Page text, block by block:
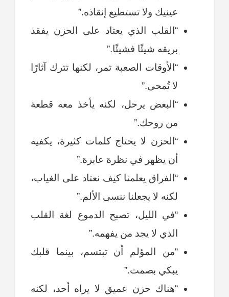
عينيك ولا تستطيع إنقاذه.”
“القلب الذي يعتاد على الحزن يفقد
بريقه شيئًا فشيئًا.”
“الأوقات الصعبة تمر، لكنها تترك آثارًا
لا تُمحى.”
“البعض يرحل، لكنه يأخذ معه قطعة
من روحك.”
“الحزن لا يحتاج كلمات كثيرة، يكفيه
أن يظهر في نظرة عابرة.”
“الفراق يعلمنا كيف نعتاد على الغياب،
لكنه لا يجعلنا ننسى الألم.”
“في الليل، تصبح الدموع لغة القلب
الذي لا يجد من يفهمه.”
“من المؤلم أن تبتسم، بينما قلبك
يبكي بصمت.”
“هناك حزن عميق لا يراه أحد، لكنه